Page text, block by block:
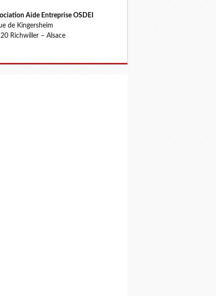
Aide Entreprise OSDEI
de Kingersheim
Richwiller – Alsace